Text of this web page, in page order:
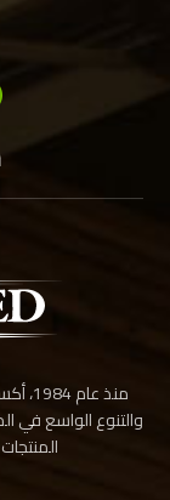
منذ
والتنوع الواسع في